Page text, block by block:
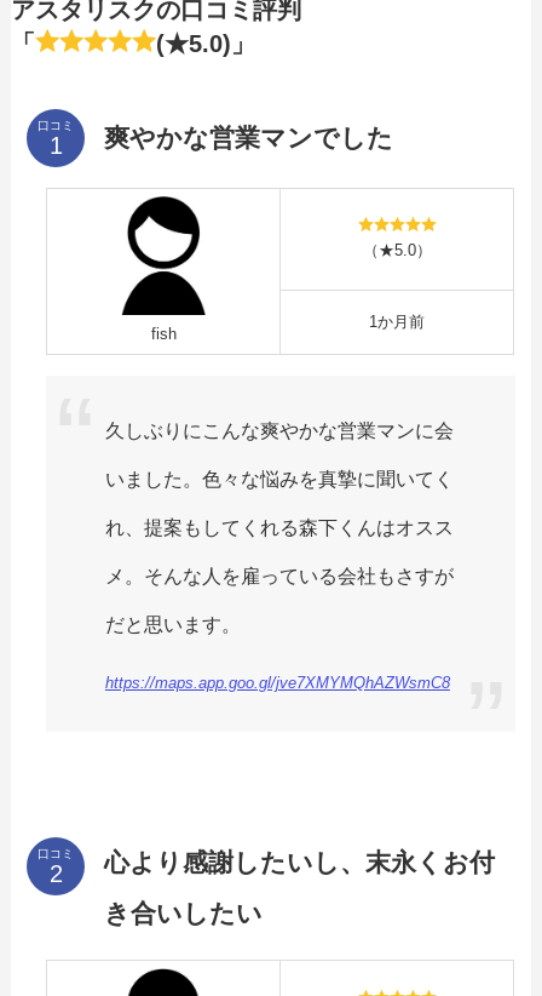
アスタリスクの口コミ評判
「
(★5.0)」
口コミ 爽やかな営業マンでした
fish
（★5.0）
1か月前
久しぶりにこんな爽やかな営業マンに会
いました。色々な悩みを真摯に聞いてく
れ、提案もしてくれる森下くんはオスス
メ。そんな人を雇っている会社もさすが
だと思います。
https://maps.app.goo.gl/jve7XMYMQhAZWsmC8
口コミ
心より感謝したいし、末永くお付
き合いしたい